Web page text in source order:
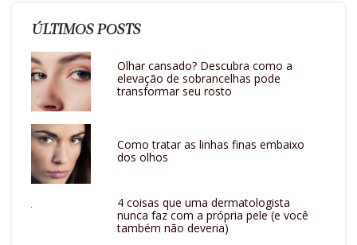
ÚLTIMOS POSTS
Olhar cansado? Descubra como a
elevação de sobrancelhas pode
transformar seu rosto
Como tratar as linhas finas embaixo
dos olhos
4 coisas que uma dermatologista
nunca faz com a própria pele (e você
também não deveria)